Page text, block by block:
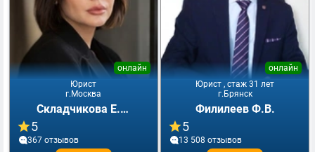
Юрист
онлайн
г.Москва
Складчикова Е.Ю.
5
367 отзывов
Юрист , стаж 31 лет
онлайн
г.Брянск
Филилеев Ф.В.
5
13 508 отзывов